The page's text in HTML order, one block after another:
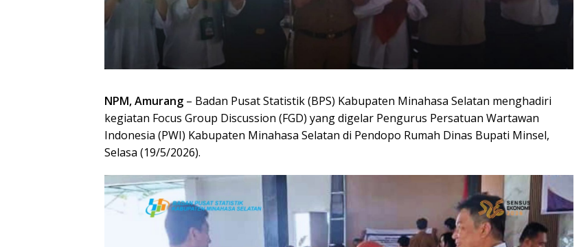
NPM, Amurang – Badan Pusat Statistik (BPS) Kabupaten Minahasa Selatan menghadiri
kegiatan Focus Group Discussion (FGD) yang digelar Pengurus Persatuan Wartawan
Indonesia (PWI) Kabupaten Minahasa Selatan di Pendopo Rumah Dinas Bupati Minsel,
Selasa (19/5/2026).